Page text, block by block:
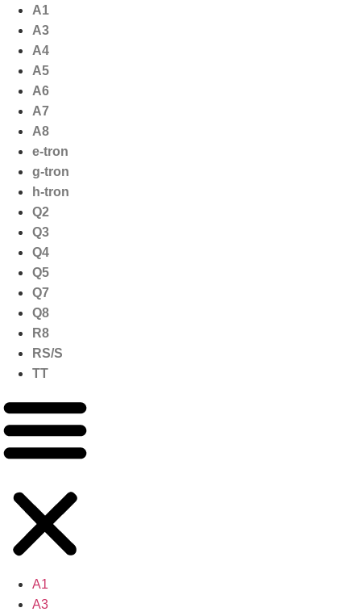
naar
inhoud
A1
A3
A4
A5
A6
A7
A8
e-tron
g-tron
h-tron
Q2
Q3
Q4
Q5
Q7
Q8
R8
RS/S
TT
A1
A3